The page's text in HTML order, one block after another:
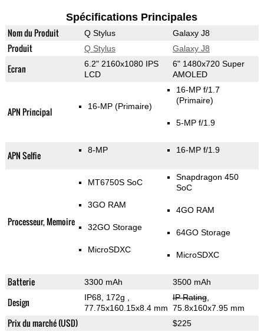
Spécifications Principales
Nom du Produit Q Stylus Galaxy J8
Produit Q Stylus Galaxy J8
Ecran
6.2" 2160x1080 IPS
LCD
6" 1480x720 Super
AMOLED
APN Principal 16-MP (Primaire)
16-MP f/1.7
(Primaire)
5-MP f/1.9
APN Selfie 8-MP 16-MP f/1.9
Processeur, Memoire
MT6750S SoC
3GO RAM
32GO Storage
MicroSDXC
Snapdragon 450
SoC
4GO RAM
64GO Storage
MicroSDXC
Batterie 3300 mAh 3500 mAh
Design IP68, 172g
77.75x160.15x8.4 mm
IP Rating,
75.8x160x7.95 mm
Prix du marché (USD) $225